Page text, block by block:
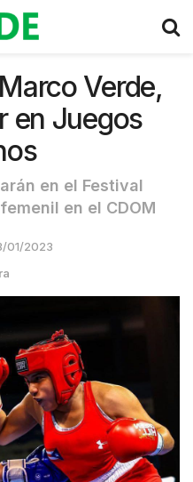
Verde,
en Juegos
en el Festival
en el CDOM
01/2023